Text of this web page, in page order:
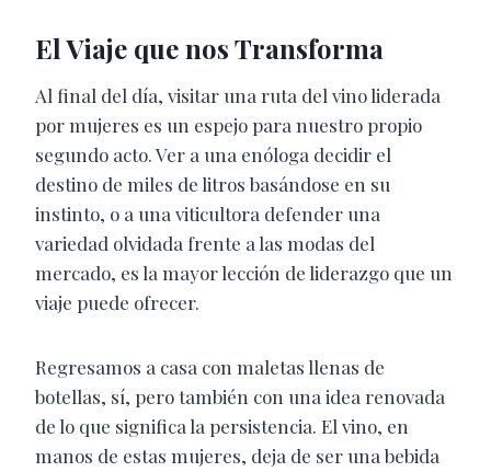
El Viaje que nos Transforma
Al final del día, visitar una ruta del vino liderada
por mujeres es un espejo para nuestro propio
segundo acto. Ver a una enóloga decidir el
destino de miles de litros basándose en su
instinto, o a una viticultora defender una
variedad olvidada frente a las modas del
mercado, es la mayor lección de liderazgo que un
viaje puede ofrecer.
Regresamos a casa con maletas llenas de
botellas, sí, pero también con una idea renovada
de lo que significa la persistencia. El vino, en
manos de estas mujeres, deja de ser una bebida